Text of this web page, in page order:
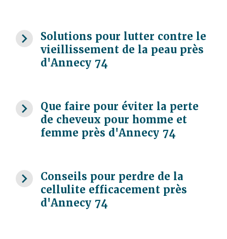
navigate_next
Solutions pour lutter contre le
vieillissement de la peau près
d'Annecy 74
navigate_next
Que faire pour éviter la perte
de cheveux pour homme et
femme près d'Annecy 74
navigate_next
Conseils pour perdre de la
cellulite efficacement près
d'Annecy 74